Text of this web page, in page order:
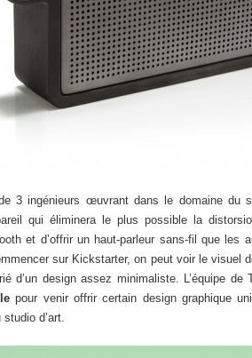
de 3 ingénieurs œuvrant dans le domaine
qui éliminera le plus possible la
et d’offrir un haut-parleur sans-fil que les
sur Kickstarter, on peut voir le visuel
d’un design assez minimaliste. L’équipe de
pour venir offrir certain design graphique
d’art.